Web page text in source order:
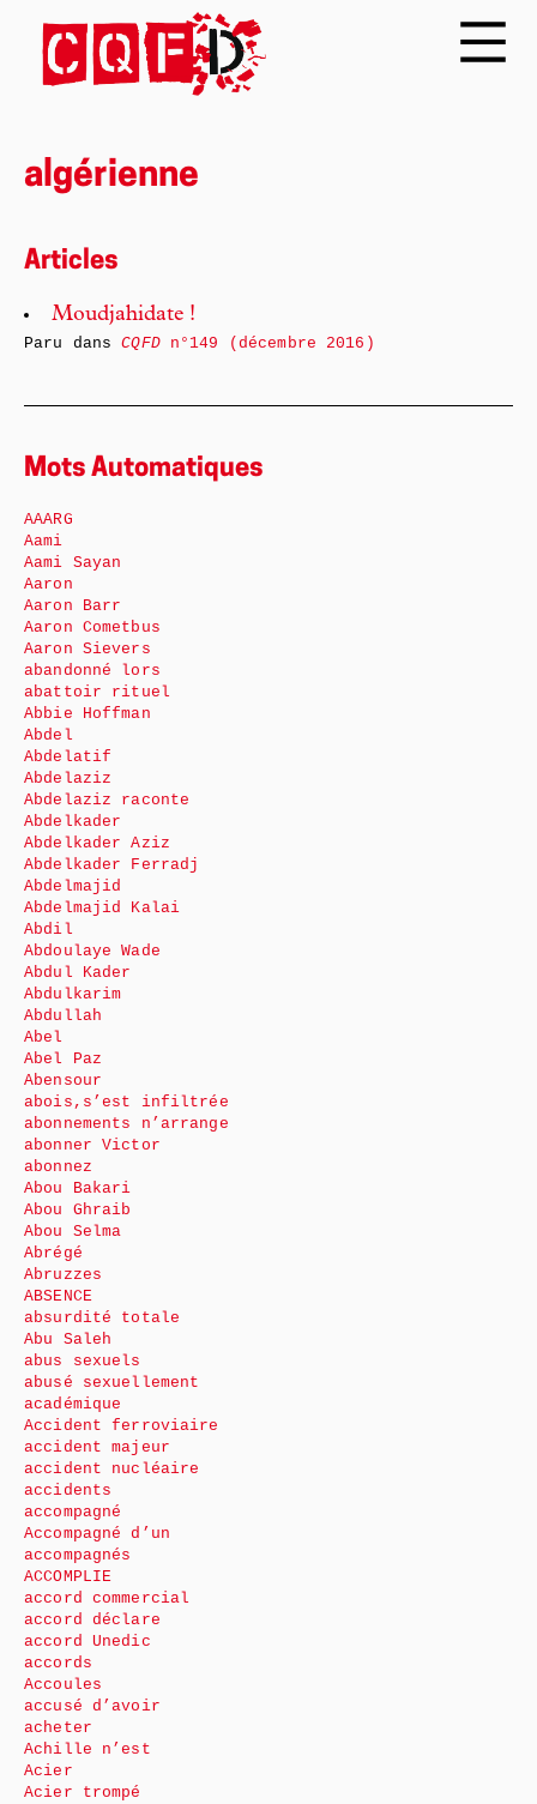
algérienne
Articles
Moudjahidate !
Paru dansCQFDn°149 (décembre 2016)
Mots Automatiques
AAARG
Aami
Aami Sayan
Aaron
Aaron Barr
Aaron Cometbus
Aaron Sievers
abandonné lors
abattoir rituel
Abbie Hoffman
Abdel
Abdelatif
Abdelaziz
Abdelaziz raconte
Abdelkader
Abdelkader Aziz
Abdelkader Ferradj
Abdelmajid
Abdelmajid Kalai
Abdil
Abdoulaye Wade
Abdul Kader
Abdulkarim
Abdullah
Abel
Abel Paz
Abensour
abois,s’est infiltrée
abonnements n’arrange
abonner Victor
abonnez
Abou Bakari
Abou Ghraib
Abou Selma
Abrégé
Abruzzes
ABSENCE
absurdité totale
Abu Saleh
abus sexuels
abusé sexuellement
académique
Accident ferroviaire
accident majeur
accident nucléaire
accidents
accompagné
Accompagné d’un
accompagnés
ACCOMPLIE
accord commercial
accord déclare
accord Unedic
accords
Accoules
accusé d’avoir
acheter
Achille n’est
Acier
Acier trompé